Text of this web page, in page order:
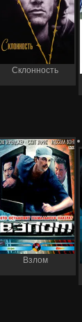
Склонность
Взлом